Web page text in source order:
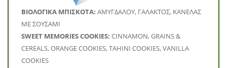
BΙΟΛΟΓΙΚΑ ΜΠΙΣΚΟΤΑ: ΑΜΥΓΔΑΛΟΥ, ΓΑΛΑΚΤΟΣ, ΚΑΝΕΛΑΣ
ΜΕ ΣΟΥΣΑΜΙ
SWEET MEMORIES COOKIES: CINNAMON, GRAINS &
CEREALS, ORANGE COOKIES, TAHINI COOKIES, VANILLA
COOKIES